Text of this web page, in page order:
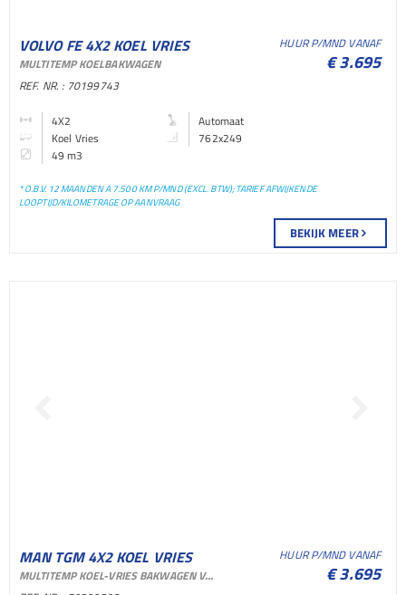
VOLVO FE 4X2 KOEL VRIES
BAKWAGEN KOEL VRIES
BAKWAGEN
MULTITEMP KOELBAKWAGEN
HUUR P/MND VANAF
€ 3.695
REF. NR. : 70199743
4X2
Automaat
Koel Vries
762x249
49 m3
* O.B.V. 12 MAANDEN A 7.500 KM P/MND (EXCL. BTW); TARIEF AFWIJKENDE
LOOPTIJD/KILOMETRAGE OP AANVRAAG
BEKIJK MEER
MAN TGM 4X2 KOEL VRIES
MULTITEMP KOEL-VRIES BAKWAGEN VOOR VERHUUR EN SHORTLEASE
HUUR P/MND VANAF
€ 3.695